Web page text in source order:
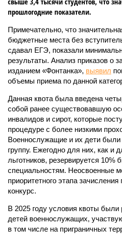
прошлогодние показатели.
Примечательно, что
бюджетные места без
сдавал ЕГЭ, показали
результаты. Анализ приказов о
изданием «Фонтанка», выявил
объемы приема по данной
Данная квота была введена
собой ранее существовавшую
инвалидов и сирот, которые
процедуре с более низкими
Военнослужащие и их дети
группу. Ежегодно для них, как и
льготников, резервируется
специальностям. Неосвоенные
приоритетного этапа
конкурс.
В 2025 году условия квоты
детей военнослужащих,
в том числе на приграничных